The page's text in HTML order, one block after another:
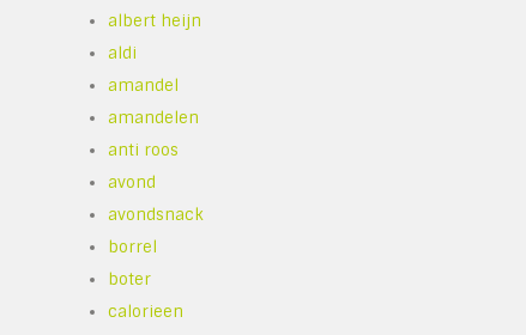
albert heijn
aldi
amandel
amandelen
anti roos
avond
avondsnack
borrel
boter
calorieen